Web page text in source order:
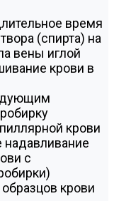
время
(спирта) на
вены иглой
крови в
крови
с
крови